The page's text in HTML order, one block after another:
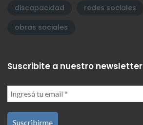
discapacidad
redes sociales
obras sociales
Suscribite a nuestro newsletter